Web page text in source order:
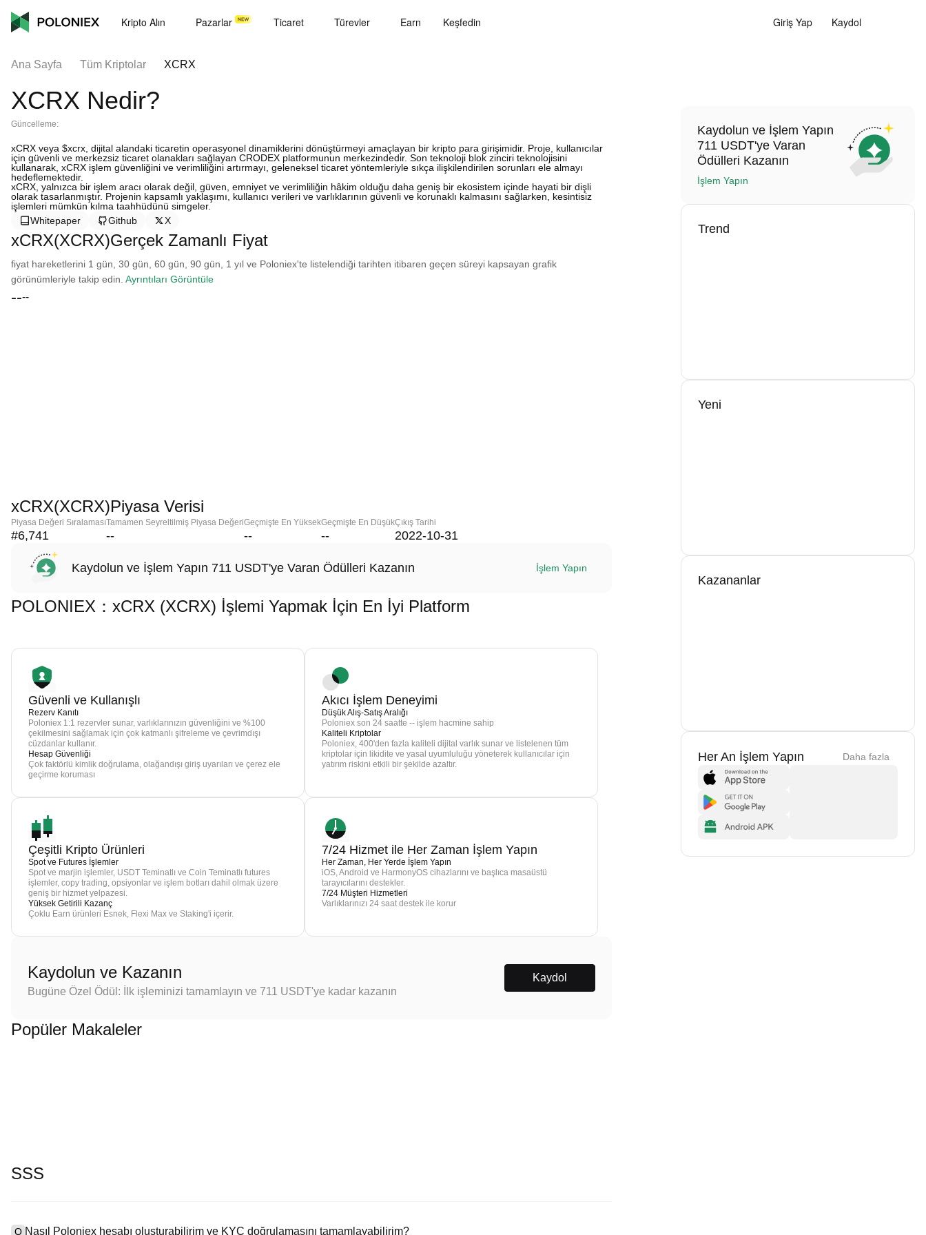
Kripto Alın Pazarlar Ticaret Türevler Earn Keşfedin Giriş Yap Kaydol
Ana Sayfa Tüm Kriptolar XCRX
XCRX Nedir?
Güncelleme:
xCRX veya $xcrx, dijital alandaki ticaretin operasyonel dinamiklerini dönüştürmeyi amaçlayan bir kripto para girişimidir. Proje, kullanıcılar
için güvenli ve merkezsiz ticaret olanakları sağlayan CRODEX platformunun merkezindedir. Son teknoloji blok zinciri teknolojisini
kullanarak, xCRX işlem güvenliğini ve verimliliğini artırmayı, geleneksel ticaret yöntemleriyle sıkça ilişkilendirilen sorunları ele almayı
hedeflemektedir.
xCRX, yalnızca bir işlem aracı olarak değil, güven, emniyet ve verimliliğin hâkim olduğu daha geniş bir ekosistem içinde hayati bir dişli
olarak tasarlanmıştır. Projenin kapsamlı yaklaşımı, kullanıcı verileri ve varlıklarının güvenli ve korunaklı kalmasını sağlarken, kesintisiz
işlemleri mümkün kılma taahhüdünü simgeler.
Whitepaper
Github X
xCRX(XCRX)Gerçek Zamanlı Fiyat
fiyat hareketlerini 1 gün, 30 gün, 60 gün, 90 gün, 1 yıl ve Poloniex'te listelendiği tarihten itibaren geçen süreyi kapsayan grafik
görünümleriyle takip edin. Ayrıntıları Görüntüle
----
xCRX(XCRX)Piyasa Verisi
Piyasa Değeri Sıralaması
#6,741
Tamamen Seyreltilmiş Piyasa Değeri
--
Geçmişte En Yüksek
--
Geçmişte En Düşük
--
Çıkış Tarihi
2022-10-31
Kaydolun ve İşlem Yapın 711 USDT'ye Varan Ödülleri Kazanın İşlem Yapın
POLONIEX：xCRX (XCRX) İşlemi Yapmak İçin En İyi Platform
Güvenli ve Kullanışlı
Rezerv Kanıtı
Poloniex 1:1 rezervler sunar, varlıklarınızın güvenliğini ve %100
çekilmesini sağlamak için çok katmanlı şifreleme ve çevrimdışı
cüzdanlar kullanır.
Hesap Güvenliği
Çok faktörlü kimlik doğrulama, olağandışı giriş uyarıları ve çerez ele
geçirme koruması
Akıcı İşlem Deneyimi
Düşük Alış-Satış Aralığı
Poloniex son 24 saatte -- işlem hacmine sahip
Kaliteli Kriptolar
Poloniex, 400'den fazla kaliteli dijital varlık sunar ve listelenen tüm
kriptolar için likidite ve yasal uyumluluğu yöneterek kullanıcılar için
yatırım riskini etkili bir şekilde azaltır.
Çeşitli Kripto Ürünleri
Spot ve Futures İşlemler
Spot ve marjin işlemler, USDT Teminatlı ve Coin Teminatlı futures
işlemler, copy trading, opsiyonlar ve işlem botları dahil olmak üzere
geniş bir hizmet yelpazesi.
Yüksek Getirili Kazanç
Çoklu Earn ürünleri Esnek, Flexi Max ve Staking'i içerir.
7/24 Hizmet ile Her Zaman İşlem Yapın
Her Zaman, Her Yerde İşlem Yapın
iOS, Android ve HarmonyOS cihazlarını ve başlıca masaüstü
tarayıcılarını destekler.
7/24 Müşteri Hizmetleri
Varlıklarınızı 24 saat destek ile korur
Kaydolun ve Kazanın
Bugüne Özel Ödül: İlk işleminizi tamamlayın ve 711 USDT'ye kadar kazanın
Kaydol
Popüler Makaleler
SSS
Q Nasıl Poloniex hesabı oluşturabilirim ve KYC doğrulamasını tamamlayabilirim?
Kaydolun ve İşlem Yapın
711 USDT'ye Varan
Ödülleri Kazanın
İşlem Yapın
Trend
Yeni
Kazananlar
Her An İşlem Yapın Daha fazla